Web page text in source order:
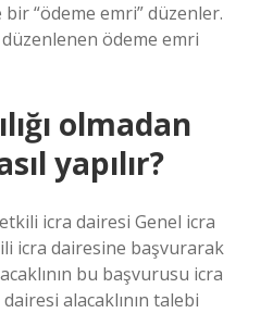
“ödeme emri” düzenler.
ödeme emri
olmadan
yapılır?
icra dairesi Genel icra
icra dairesine başvurarak
bu başvurusu icra
alacaklının talebi